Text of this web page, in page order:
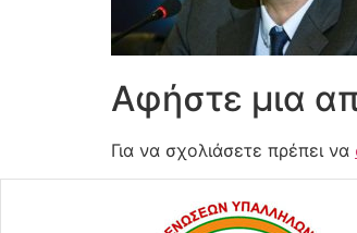
Αφήστε μια
Για να σχολιάσετε πρέπει να